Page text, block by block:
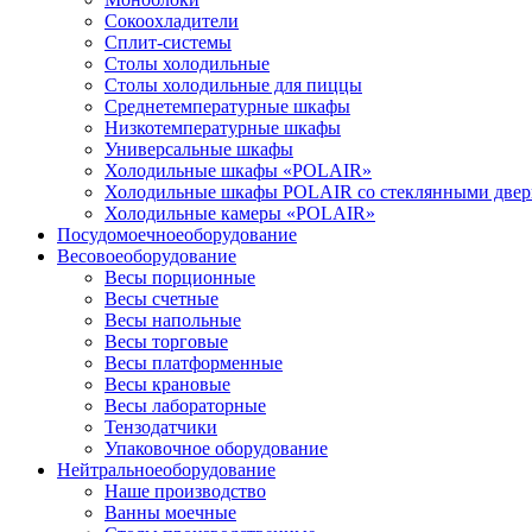
Сокоохладители
Сплит-системы
Столы холодильные
Столы холодильные для пиццы
Среднетемпературные шкафы
Низкотемпературные шкафы
Универсальные шкафы
Холодильные шкафы «POLAIR»
Холодильные шкафы POLAIR со стеклянными
Холодильные камеры «POLAIR»
Посудомоечноеоборудование
Весовоеоборудование
Весы порционные
Весы счетные
Весы напольные
Весы торговые
Весы платформенные
Весы крановые
Весы лабораторные
Тензодатчики
Упаковочное оборудование
Нейтральноеоборудование
Наше производство
Ванны моечные